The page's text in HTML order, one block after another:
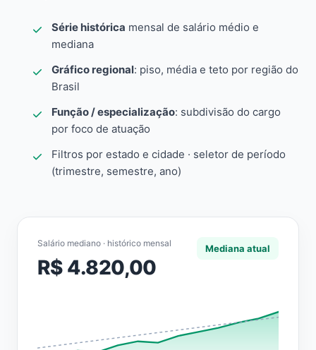
Série histórica mensal de salário médio e
mediana
Gráfico regional: piso, média e teto por região do
Brasil
Função / especialização: subdivisão do cargo
por foco de atuação
Filtros por estado e cidade · seletor de período
(trimestre, semestre, ano)
Salário mediano · histórico mensal
R$ 4.820,00
Mediana atual